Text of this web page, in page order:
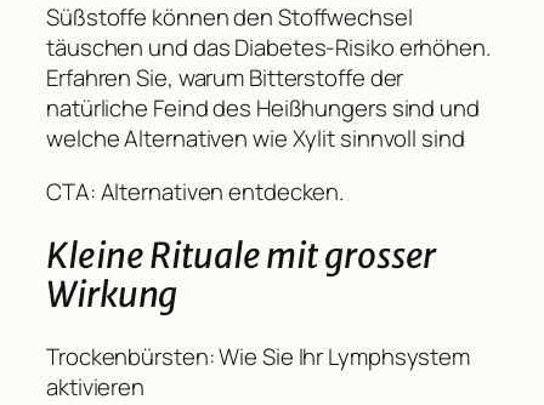
Süßstoffe können den Stoffwechsel
täuschen und das Diabetes-Risiko erhöhen.
Erfahren Sie, warum Bitterstoffe der
natürliche Feind des Heißhungers sind und
welche Alternativen wie Xylit sinnvoll sind
CTA: Alternativen entdecken.
Kleine Rituale mit grosser
Wirkung
Trockenbürsten: Wie Sie Ihr Lymphsystem
aktivieren